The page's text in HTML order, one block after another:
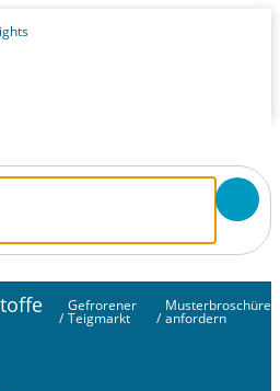
/
Gefrorener
Teigmarkt /
Musterbroschüre
anfordern